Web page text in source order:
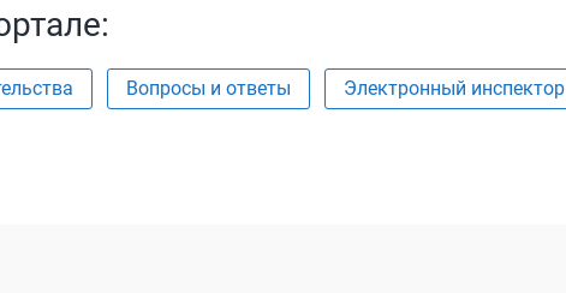
Вопросы и ответы Электронный инспектор